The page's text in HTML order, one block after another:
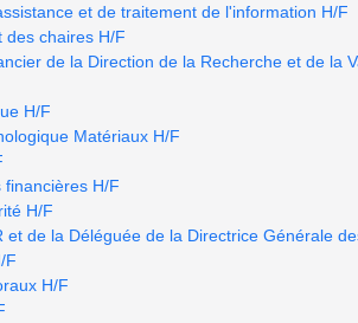
et de traitement de l'information H/F
des chaires H/F
de la Direction de la Recherche et de la
H/F
Matériaux H/F
H/F
H/F
et de la Déléguée de la Directrice Générale
F
H/F